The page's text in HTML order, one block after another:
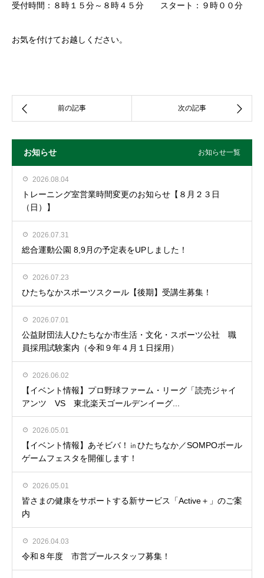
受付時間：８時１５分～８時４５分 スタート：９時００分
お気を付けてお越しください。
お知らせ お知らせ一覧
2026.08.04
トレーニング室営業時間変更のお知らせ【８月２３日
（日）】
2026.07.31
総合運動公園 8,9月の予定表をUPしました！
2026.07.23
ひたちなかスポーツスクール【後期】受講生募集！
2026.07.01
公益財団法人ひたちなか市生活・文化・スポーツ公社 職
員採用試験案内（令和９年４月１日採用）
2026.06.02
【イベント情報】プロ野球ファーム・リーグ「読売ジャイ
アンツ VS 東北楽天ゴールデンイーグ...
2026.05.01
【イベント情報】あそビバ！㏌ひたちなか／SOMPOボール
ゲームフェスタを開催します！
2026.05.01
皆さまの健康をサポートする新サービス「Active＋」のご案
内
2026.04.03
令和８年度 市営プールスタッフ募集！